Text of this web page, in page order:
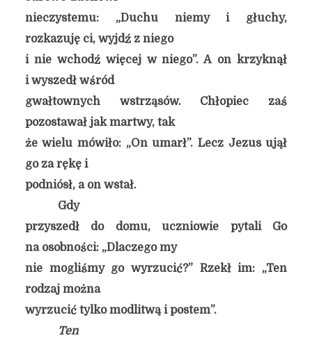
nieczystemu: „Duchu niemy i głuchy,
rozkazuję ci, wyjdź z niego
i nie wchodź więcej w niego”. A on krzyknął
i wyszedł wśród
gwałtownych wstrząsów. Chłopiec zaś
pozostawał jak martwy, tak
że wielu mówiło: „On umarł”. Lecz Jezus ujął
go za rękę i
podniósł, a on wstał.
Gdy
przyszedł do domu, uczniowie pytali Go
na osobności: „Dlaczego my
nie mogliśmy go wyrzucić?” Rzekł im: „Ten
rodzaj można
wyrzucić tylko modlitwą i postem”.
Ten